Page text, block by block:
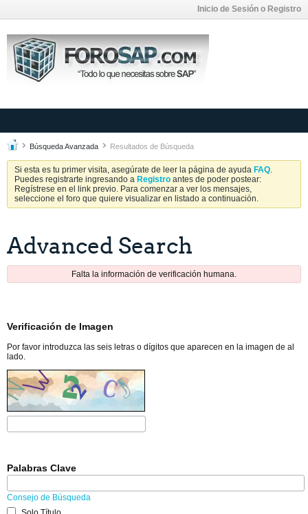
Inicio de Sesión o Registro
Búsqueda Avanzada Resultados de Búsqueda
Si esta es tu primer visita, asegúrate de leer la página de ayuda FAQ.
Puedes registrarte ingresando a Registro antes de poder postear:
Regístrese en el link previo. Para comenzar a ver los mensajes,
seleccione el foro que quiere visualizar en listado a continuación.
Advanced Search
Falta la información de verificación humana.
Verificación de Imagen
Por favor introduzca las seis letras o dígitos que aparecen en la imagen de al
lado.
Palabras Clave
Consejo de Búsqueda